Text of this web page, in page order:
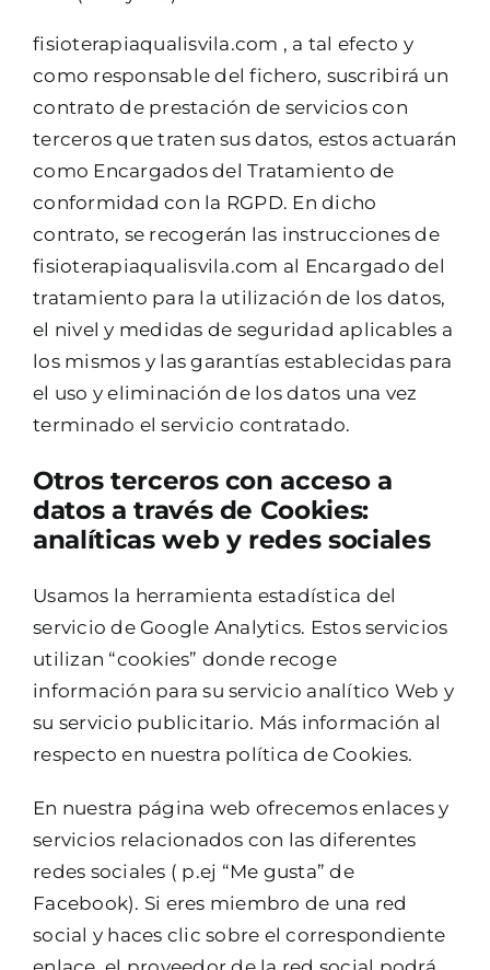
fisioterapiaqualisvila.com , a tal efecto y
como responsable del fichero, suscribirá un
contrato de prestación de servicios con
terceros que traten sus datos, estos actuarán
como Encargados del Tratamiento de
conformidad con la RGPD. En dicho
contrato, se recogerán las instrucciones de
fisioterapiaqualisvila.com al Encargado del
tratamiento para la utilización de los datos,
el nivel y medidas de seguridad aplicables a
los mismos y las garantías establecidas para
el uso y eliminación de los datos una vez
terminado el servicio contratado.
Otros terceros con acceso a
datos a través de Cookies:
analíticas web y redes sociales
Usamos la herramienta estadística del
servicio de Google Analytics. Estos servicios
utilizan “cookies” donde recoge
información para su servicio analítico Web y
su servicio publicitario. Más información al
respecto en nuestra política de Cookies.
En nuestra página web ofrecemos enlaces y
servicios relacionados con las diferentes
redes sociales ( p.ej “Me gusta” de
Facebook). Si eres miembro de una red
social y haces clic sobre el correspondiente